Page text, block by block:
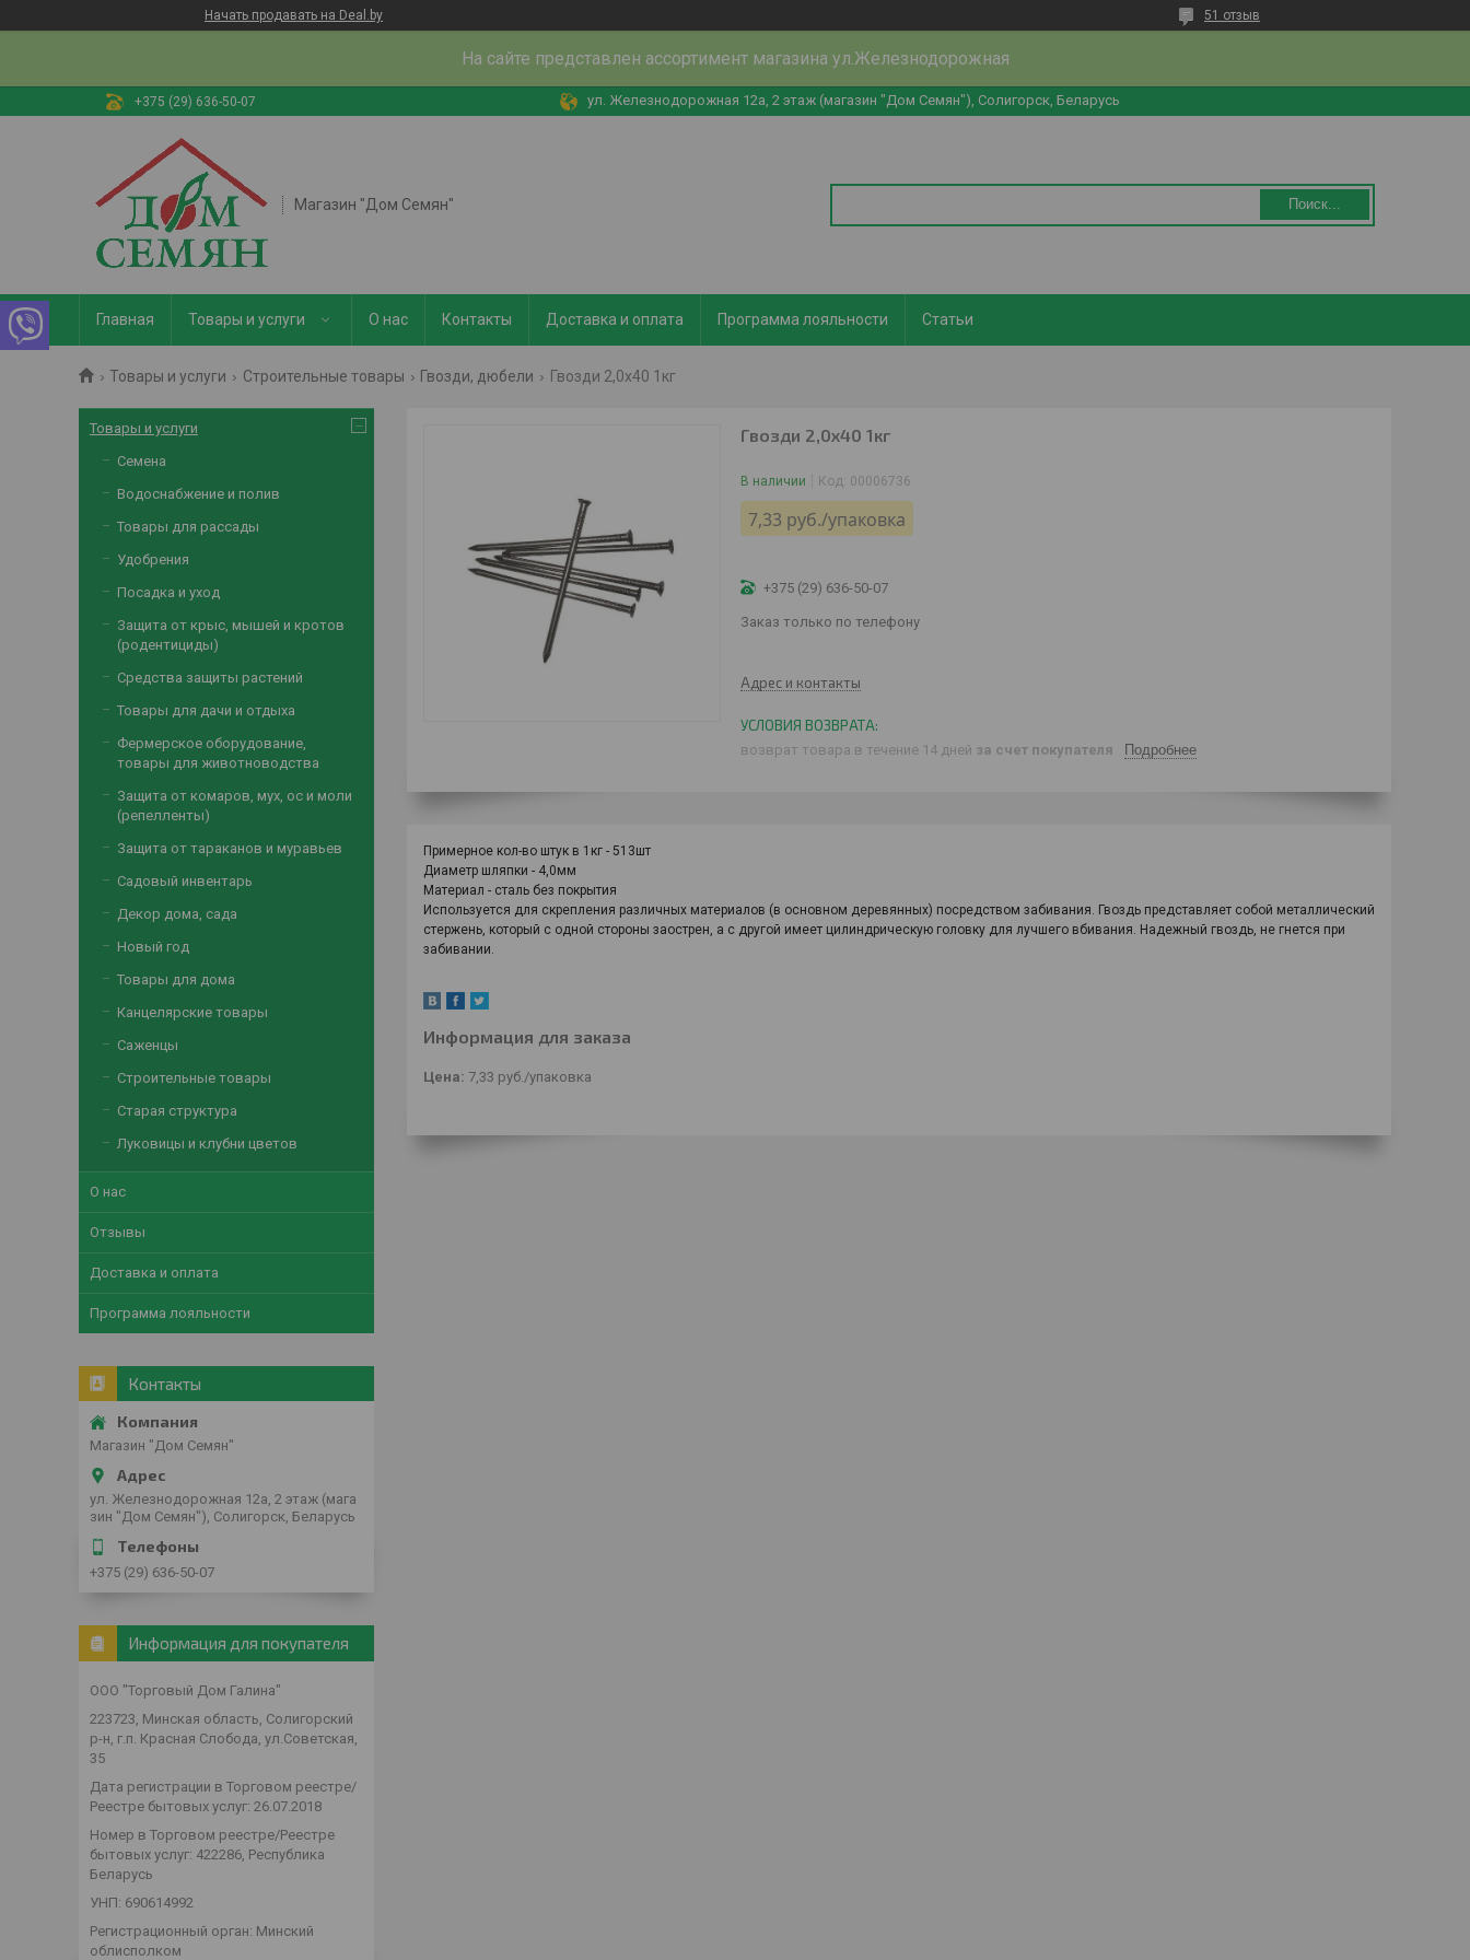
Начать продавать на Deal.by 51 отзыв
На сайте представлен ассортимент магазина ул.Железнодорожная
+375 (29) 636-50-07 ул. Железнодорожная 12а, 2 этаж (магазин "Дом Семян"), Солигорск, Беларусь
Магазин "Дом Семян" Поиск...
Главная Товары и услуги О нас Контакты Доставка и оплата Программа лояльности Статьи
Товары и услуги Строительные товары Гвозди, дюбели Гвозди 2,0х40 1кг
Гвозди 2,0х40 1кг
В наличии Код: 00006736
7,33 руб./упаковка
+375 (29) 636-50-07
Заказ только по телефону
Адрес и контакты
возврат товара в течение 14 дней за счет покупателя Подробнее
Примерное кол-во штук в 1кг - 513шт
Диаметр шляпки - 4,0мм
Материал - сталь без покрытия
Используется для скрепления различных материалов (в основном деревянных) посредством забивания. Гвоздь представляет собой металлический
стержень, который с одной стороны заострен, а с другой имеет цилиндрическую головку для лучшего вбивания. Надежный гвоздь, не гнется при
забивании.
Информация для заказа
Цена: 7,33 руб. /упаковка
Товары и услуги
Семена
Водоснабжение и полив
Товары для рассады
Удобрения
Посадка и уход
Защита от крыс, мышей и кротов
(родентициды)
Средства защиты растений
Товары для дачи и отдыха
Фермерское оборудование,
товары для животноводства
Защита от комаров, мух, ос и моли
(репелленты)
Защита от тараканов и муравьев
Садовый инвентарь
Декор дома, сада
Новый год
Товары для дома
Канцелярские товары
Саженцы
Строительные товары
Старая структура
Луковицы и клубни цветов
О нас
Отзывы
Доставка и оплата
Программа лояльности
Контакты
Магазин "Дом Семян"
ул. Железнодорожная 12а, 2 этаж (мага
зин "Дом Семян"), Солигорск, Беларусь
+375 (29) 636-50-07
Информация для покупателя
ООО "Торговый Дом Галина"
223723, Минская область, Солигорский
р-н, г.п. Красная Слобода, ул.Советская,
35
Дата регистрации в Торговом реестре/
Реестре бытовых услуг: 26.07.2018
Номер в Торговом реестре/Реестре
бытовых услуг: 422286, Республика
Беларусь
УНП: 690614992
Регистрационный орган: Минский
облисполком